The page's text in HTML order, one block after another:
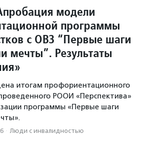
модели
программы
с ОВЗ “Первые шаги
мечты”. Результаты
итогам профориентационного
РООИ «Перспектива»
программы «Первые шаги
· Люди с инвалидностью